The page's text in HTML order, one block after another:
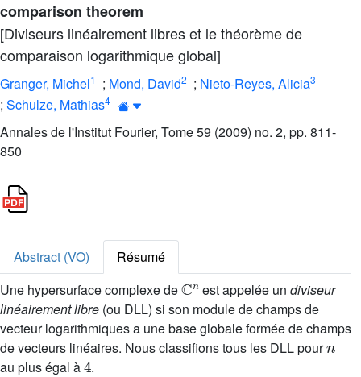
comparison theorem
[Diviseurs linéairement libres et le théorème de
comparaison logarithmique global]
Granger, Michel1 ; Mond, David2 ; Nieto-Reyes, Alicia3
; Schulze, Mathias4
Annales de l'Institut Fourier, Tome 59 (2009) no. 2, pp. 811-
850
Abstract (VO)
Résumé
Une hypersurface complexe de
ℂn
est appelée un diviseur
linéairement libre (ou DLL) si son module de champs de
vecteur logarithmiques a une base globale formée de champs
de vecteurs linéaires. Nous classifions tous les DLL pour
n
au plus égal à
4
.